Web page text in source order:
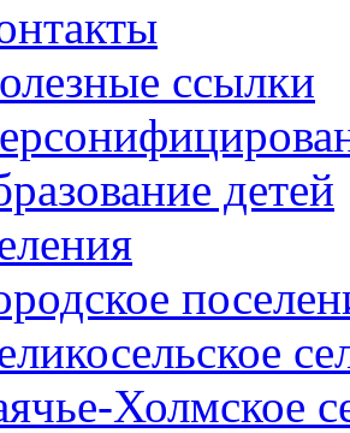
ссылки
детей
Холмское